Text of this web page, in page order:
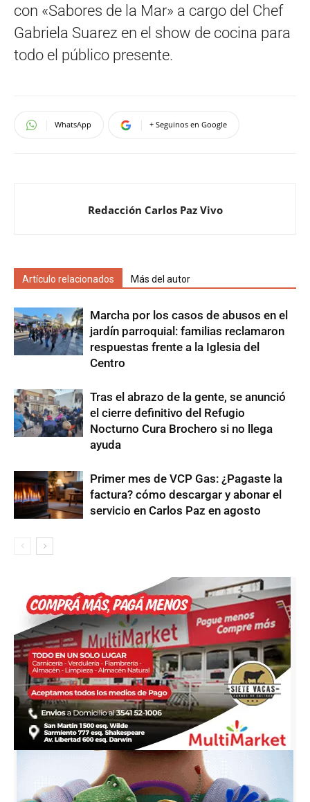
con «Sabores de la Mar» a cargo del Chef
Gabriela Suarez en el show de cocina para
todo el público presente.
WhatsApp + Seguinos en Google
Redacción Carlos Paz Vivo
Artículo relacionados Más del autor
Marcha por los casos de abusos en el
jardín parroquial: familias reclamaron
respuestas frente a la Iglesia del
Centro
Tras el abrazo de la gente, se anunció
el cierre definitivo del Refugio
Nocturno Cura Brochero si no llega
ayuda
Primer mes de VCP Gas: ¿Pagaste la
factura? cómo descargar y abonar el
servicio en Carlos Paz en agosto